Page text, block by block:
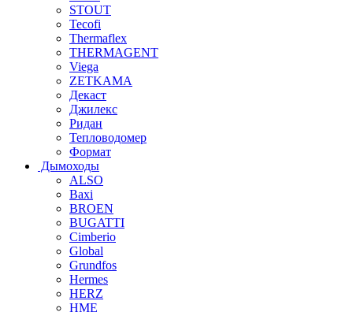
STOUT
Tecofi
Thermaflex
THERMAGENT
Viega
ZETKAMA
Декаст
Джилекс
Ридан
Тепловодомер
Формат
Дымоходы
ALSO
Baxi
BROEN
BUGATTI
Cimberio
Global
Grundfos
Hermes
HERZ
HME